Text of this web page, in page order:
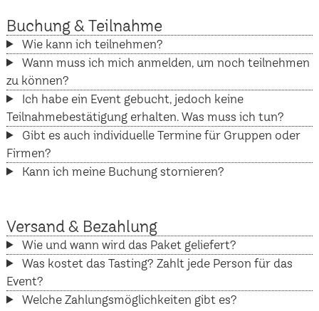
Buchung & Teilnahme
Wie kann ich teilnehmen?
Wann muss ich mich anmelden, um noch teilnehmen
zu können?
Ich habe ein Event gebucht, jedoch keine
Teilnahmebestätigung erhalten. Was muss ich tun?
Gibt es auch individuelle Termine für Gruppen oder
Firmen?
Kann ich meine Buchung stornieren?
Versand & Bezahlung
Wie und wann wird das Paket geliefert?
Was kostet das Tasting? Zahlt jede Person für das
Event?
Welche Zahlungsmöglichkeiten gibt es?